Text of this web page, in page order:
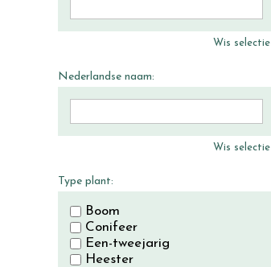
Wis selectie
Nederlandse naam:
Wis selectie
Type plant:
Boom
Conifeer
Een-tweejarig
Heester